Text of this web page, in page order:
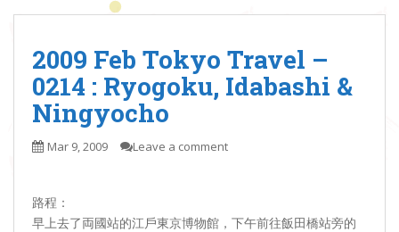
2009 Feb Tokyo Travel –
0214 : Ryogoku, Idabashi &
Ningyocho
Mar 9, 2009 Leave a comment
路程：
早上去了両國站的江戶東京博物館，下午前往飯田橋站旁的